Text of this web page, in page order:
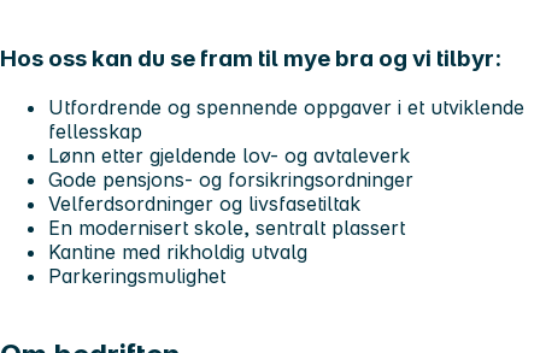
Hos oss kan du se fram til mye bra og vi tilbyr:
Utfordrende og spennende oppgaver i et utviklende
fellesskap
Lønn etter gjeldende lov- og avtaleverk
Gode pensjons- og forsikringsordninger
Velferdsordninger og livsfasetiltak
En modernisert skole, sentralt plassert
Kantine med rikholdig utvalg
Parkeringsmulighet